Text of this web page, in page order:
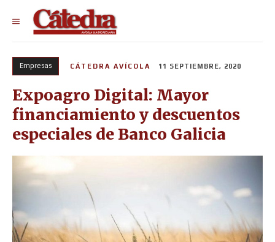
Empresas CÁTEDRA AVÍCOLA 11 SEPTIEMBRE, 2020
Expoagro Digital: Mayor
financiamiento y descuentos
especiales de Banco Galicia